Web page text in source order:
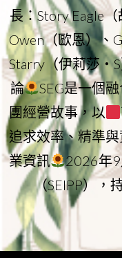
長：Story Eagle
Owen（歐恩）、
Starry（伊莉莎・
論
SEG是一個
團經營故事，以
追求效率、精準
業資訊
2026年
（SEIPP），